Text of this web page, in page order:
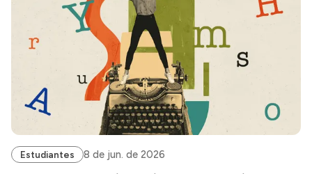
Estudiantes 8 de jun. de 2026